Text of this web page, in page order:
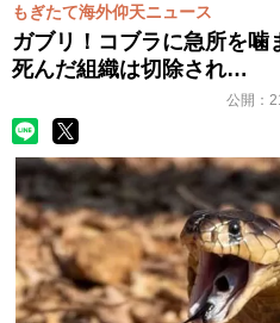
もぎたて海外仰天ニュース
ガブリ！コブラに急所を噛
死んだ組織は切除され…
公開：